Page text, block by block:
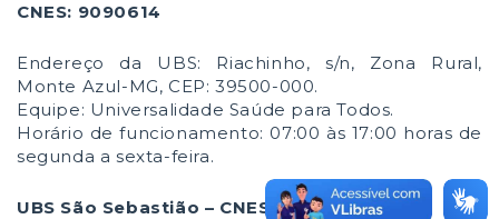
CNES: 9090614
Endereço da UBS: Riachinho, s/n, Zona Rural,
Monte Azul-MG, CEP: 39500-000.
Equipe: Universalidade Saúde para Todos.
Horário de funcionamento: 07:00 às 17:00 horas de
segunda a sexta-feira.
UBS São Sebastião – CNES: 7754183